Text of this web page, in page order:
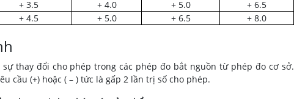
+ 3.5 + 4.0 + 5.0
+ 6.5
+ 4.5 + 5.0 + 6.5 + 8.0
thay đổi cho phép trong các phép đo bắt nguồn từ phép đo cơ sở.
cầu (+) hoặc ( – ) tức là gấp 2 lần trị số cho phép.